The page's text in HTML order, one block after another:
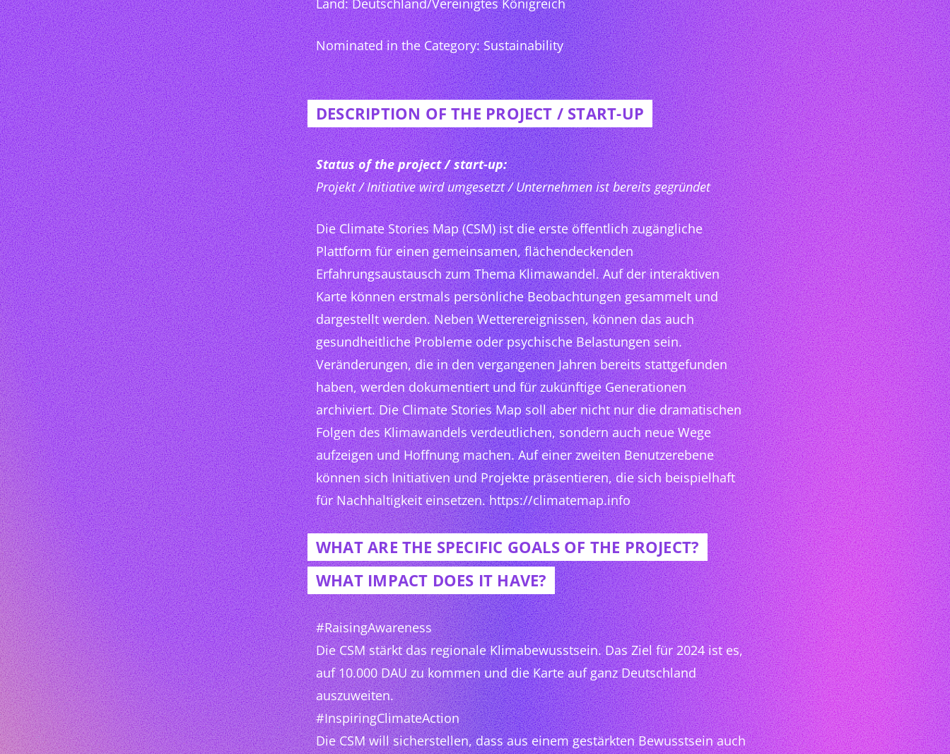
Land: Deutschland/Vereinigtes Königreich
Nominated in the Category: Sustainability
DESCRIPTION OF THE PROJECT / START-UP
Status of the project / start-up:
Projekt / Initiative wird umgesetzt / Unternehmen ist bereits gegründet
Die Climate Stories Map (CSM) ist die erste öffentlich zugängliche
Plattform für einen gemeinsamen, flächendeckenden
Erfahrungsaustausch zum Thema Klimawandel. Auf der interaktiven
Karte können erstmals persönliche Beobachtungen gesammelt und
dargestellt werden. Neben Wetterereignissen, können das auch
gesundheitliche Probleme oder psychische Belastungen sein.
Veränderungen, die in den vergangenen Jahren bereits stattgefunden
haben, werden dokumentiert und für zukünftige Generationen
archiviert. Die Climate Stories Map soll aber nicht nur die dramatischen
Folgen des Klimawandels verdeutlichen, sondern auch neue Wege
aufzeigen und Hoffnung machen. Auf einer zweiten Benutzerebene
können sich Initiativen und Projekte präsentieren, die sich beispielhaft
für Nachhaltigkeit einsetzen. https://climatemap.info
WHAT ARE THE SPECIFIC GOALS OF THE PROJECT?
WHAT IMPACT DOES IT HAVE?
#RaisingAwareness
Die CSM stärkt das regionale Klimabewusstsein. Das Ziel für 2024 ist es,
auf 10.000 DAU zu kommen und die Karte auf ganz Deutschland
auszuweiten.
#InspiringClimateAction
Die CSM will sicherstellen, dass aus einem gestärkten Bewusstsein auch